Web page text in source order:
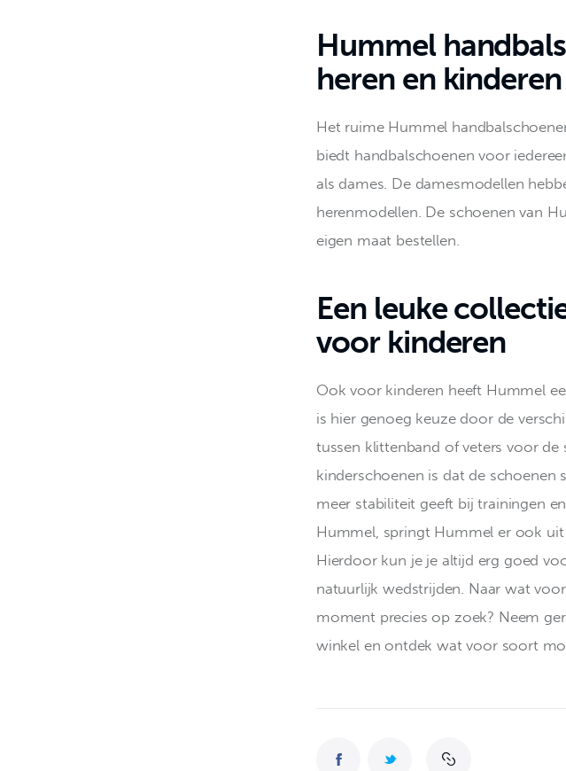
Hummel
heren en kinderen
Het ruime Hummel
biedt handbalschoenen voor
als dames. De damesmodellen
herenmodellen. De schoenen van
eigen maat bestellen.
Een leuke
voor kinderen
Ook voor kinderen heeft Hummel
is hier genoeg keuze door de
tussen klittenband of veters voor de
kinderschoenen is dat de
meer stabiliteit geeft bij trainingen
Hummel, springt Hummel er ook
Hierdoor kun je je altijd erg goed
natuurlijk wedstrijden. Naar wat
moment precies op zoek? Neem
winkel en ontdek wat voor soort